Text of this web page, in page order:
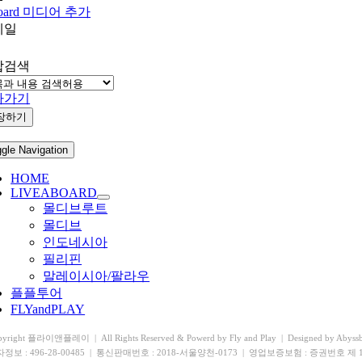
미디어 추가
일
검색
기
하기
Navigation
HOME
LIVEABOARD
몰디브루트
몰디브
인도네시아
필리핀
말레이시아/팔라우
플플투어
FLYandPLAY
플라이앤플레이 | All Rights Reserved & Powerd by Fly and Play | Designed by
정보 : 496-28-00485 | 통신판매번호 : 2018-서울양천-0173 | 영업보증보험 : 증권번호 제